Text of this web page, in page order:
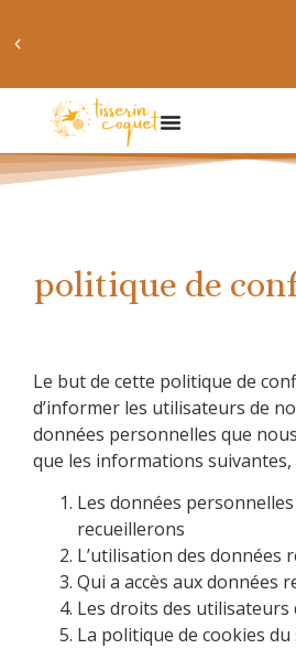
obtiens 20% de réduction sur
politique de
Le but de cette politique de
d’informer les utilisateurs de
données personnelles que
que les informations suivantes,
Les données
recueillerons
L’utilisation des données
Qui a accès aux données
Les droits des utilisateurs
La politique de cookies du